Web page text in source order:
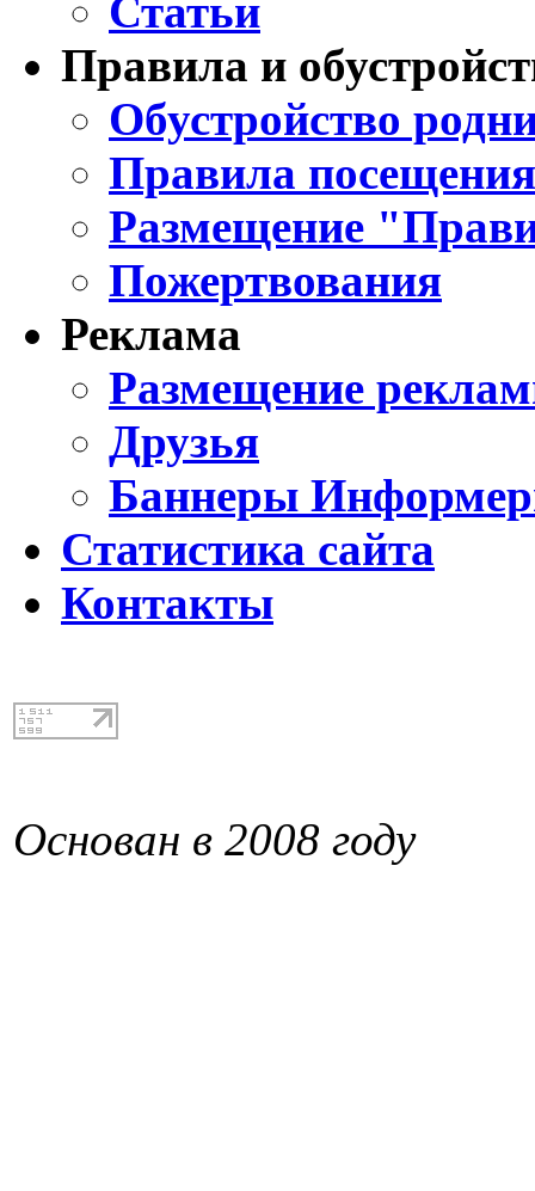
Статьи
Правила и
Обустройство
Правила
Размещение
Пожертвования
Реклама
Размещение
Друзья
Баннеры
Статистика сайта
Контакты
Основан в 2008 году